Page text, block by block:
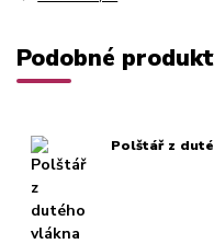
Podobné
Polštář z